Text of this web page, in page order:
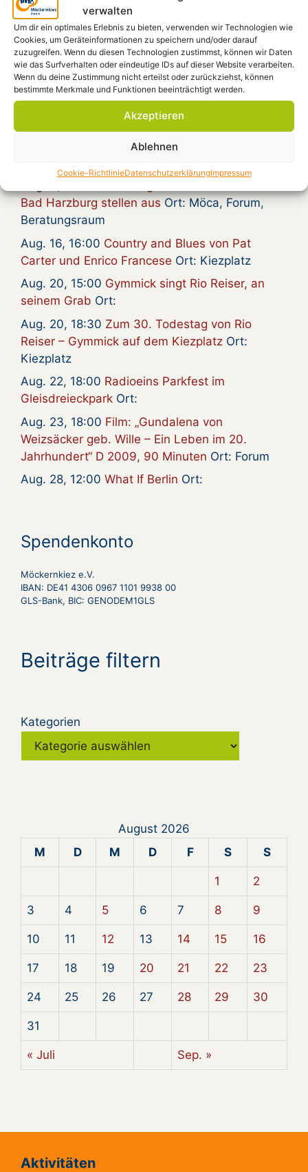
verwalten
Um dir ein optimales Erlebnis zu bieten, verwenden wir Technologien wie
Cookies, um Geräteinformationen zu speichern und/oder darauf
zuzugreifen. Wenn du diesen Technologien zustimmst, können wir Daten
wie das Surfverhalten oder eindeutige IDs auf dieser Website verarbeiten.
Wenn du deine Zustimmung nicht erteilst oder zurückziehst, können
bestimmte Merkmale und Funktionen beeinträchtigt werden.
Akzeptieren
Ablehnen
Cookie-RichtlinieDatenschutzerklärungImpressum
Ich möchte dem Verein beitreten
Beitrittsformular
Die nächsten
Veranstaltungen
Bad Harzburg stellen aus Ort: Möca, Forum,
Beratungsraum
Aug. 16, 16:00 Country and Blues von Pat
Carter und Enrico Francese Ort: Kiezplatz
Aug. 20, 15:00 Gymmick singt Rio Reiser, an
seinem Grab Ort:
Aug. 20, 18:30 Zum 30. Todestag von Rio
Reiser – Gymmick auf dem Kiezplatz Ort:
Kiezplatz
Aug. 22, 18:00 Radioeins Parkfest im
Gleisdreieckpark Ort:
Aug. 23, 18:00 Film: „Gundalena von
Weizsäcker geb. Wille – Ein Leben im 20.
Jahrhundert“ D 2009, 90 Minuten Ort: Forum
Aug. 28, 12:00 What If Berlin Ort:
Spendenkonto
Möckernkiez e.V.
IBAN: DE41 4306 0967 1101 9938 00
GLS-Bank, BIC: GENODEM1GLS
Beiträge filtern
Kategorien
August 2026
M
D M D F S S
1 2
3 4 5 6 7 8 9
10 11 12 13 14 15 16
17 18 19 20 21 22 23
24 25 26 27 28 29 30
31
« Juli Sep. »
Aktivitäten